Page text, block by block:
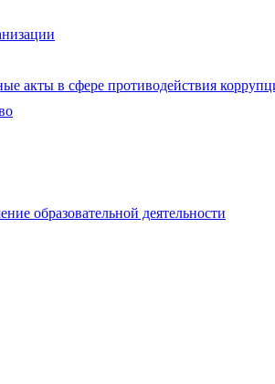
акты в сфере противодействия
образовательной деятельности